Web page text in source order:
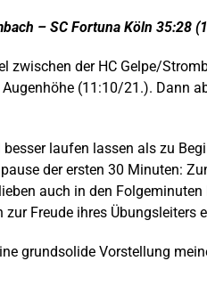
– SC Fortuna Köln 35:28
zwischen der HC Gelpe/
(11:10/21.). Dann
laufen lassen als zu
der ersten 30 Minuten:
auch in den
Freude ihres Übungsleiters
grundsolide Vorstellung